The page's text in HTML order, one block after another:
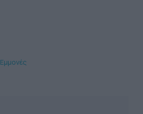
Εμμονές